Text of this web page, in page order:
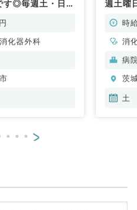
す◎毎週土・日曜
化器外科
週土曜
科／非
時
消
病
茨
土
>